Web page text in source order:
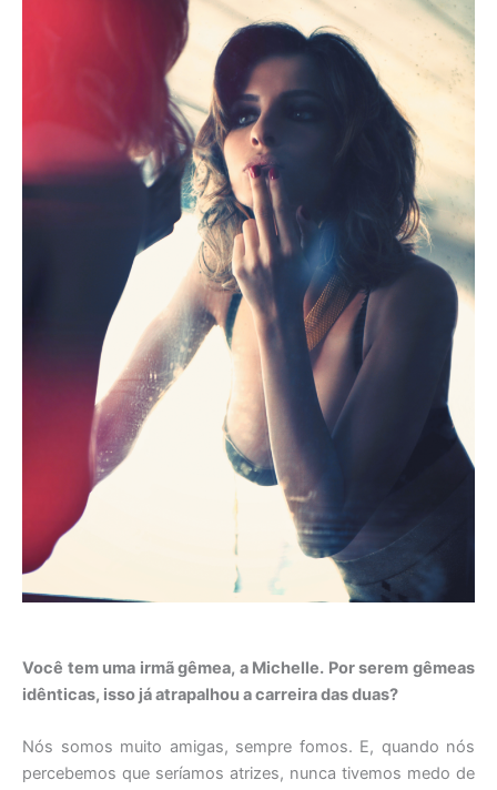
Você tem uma irmã gêmea, a Michelle. Por serem gêmeas
idênticas, isso já atrapalhou a carreira das duas?
Nós somos muito amigas, sempre fomos. E, quando nós
percebemos que seríamos atrizes, nunca tivemos medo de